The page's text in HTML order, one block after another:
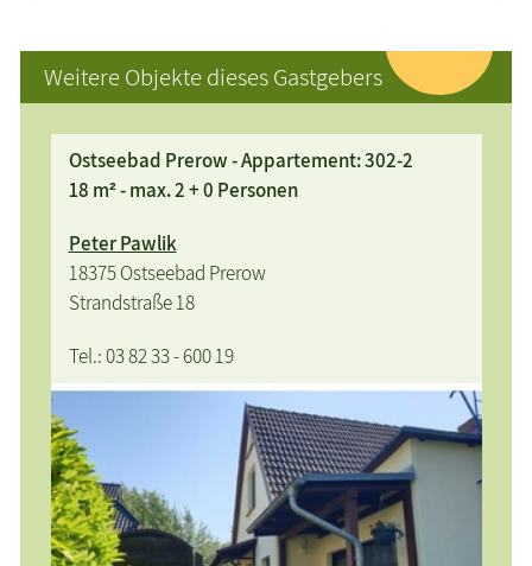
Weitere Objekte dieses Gastgebers
Ostseebad Prerow - Appartement: 302-2
18 m² - max. 2 + 0 Personen
Peter Pawlik
18375 Ostseebad Prerow
Strandstraße 18
Tel.: 03 82 33 - 600 19